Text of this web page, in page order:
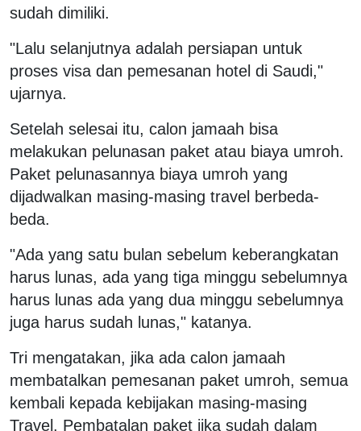
sudah dimiliki.
"Lalu selanjutnya adalah persiapan untuk
proses visa dan pemesanan hotel di Saudi,"
ujarnya.
Setelah selesai itu, calon jamaah bisa
melakukan pelunasan paket atau biaya umroh.
Paket pelunasannya biaya umroh yang
dijadwalkan masing-masing travel berbeda-
beda.
"Ada yang satu bulan sebelum keberangkatan
harus lunas, ada yang tiga minggu sebelumnya
harus lunas ada yang dua minggu sebelumnya
juga harus sudah lunas," katanya.
Tri mengatakan, jika ada calon jamaah
membatalkan pemesanan paket umroh, semua
kembali kepada kebijakan masing-masing
Travel. Pembatalan paket jika sudah dalam